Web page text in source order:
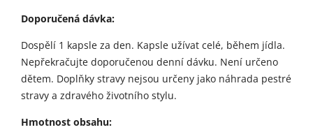
Doporučená dávka:
Dospělí 1 kapsle za den. Kapsle užívat celé, během jídla.
Nepřekračujte doporučenou denní dávku. Není určeno
dětem. Doplňky stravy nejsou určeny jako náhrada pestré
stravy a zdravého životního stylu.
Hmotnost obsahu: